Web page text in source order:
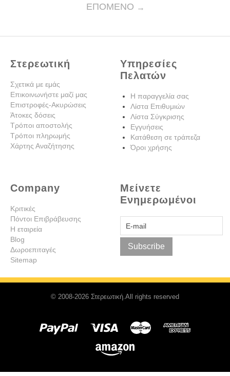
ΕΠΌΜΕΝΟ
Στερεωτική
Σχετικά με εμάς
Επικοινωνήστε μαζί μας
Επιστροφές-Ακυρώσεις
Άτοκες δόσεις
Τρόποι αποστολής
Τρόποι πληρωμής
Χάρτης Αναζήτησης
Υπηρεσίες
Πελατών
Η παραγγελία σας
Λίστα Επιθυμιών
Λίστα Σύγκρισης
Εγγυήσεις
Κατάθεση σε τράπεζα
Όροι χρήσης
Company
Κριτικές
Πόντοι Επιβράβευσης
Η εταιρεία
Blog
Δωροεπιταγές
Sitemap
Μείνετε
Ενημερωμένοι
Subscribe
© 2008-2026 Στερεωτική.All rights reserved